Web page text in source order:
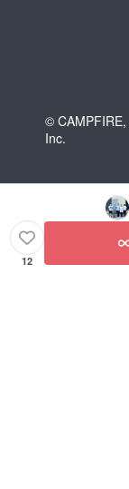
© CAMPFIRE,
Inc.
12